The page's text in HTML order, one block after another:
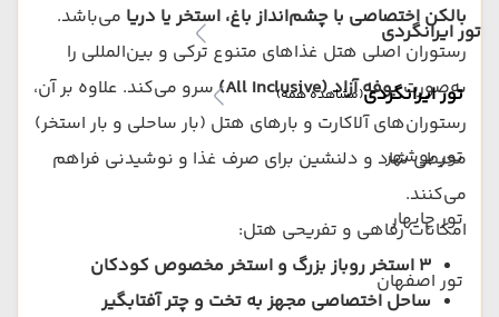
تور ایرانگردی
تور ایرانگردی(مشاهده همه)
تور بوشهر
تور چابهار
تور اصفهان
بالکن اختصاصی با چشم‌انداز باغ، استخر یا دریا می‌باشد.
رستوران اصلی هتل غذاهای متنوع ترکی و بین‌المللی را
به‌صورتبوفه آزاد (All Inclusive)
سرو می‌کند. علاوه بر آن،
رستوران‌های آلاکارت و بارهای هتل (بار ساحلی و بار استخر)
محیطی شاد و دلنشین برای صرف غذا و نوشیدنی فراهم
می‌کنند.
امکانات رفاهی و تفریحی هتل:
۳ استخر روباز بزرگ و استخر مخصوص کودکان
ساحل اختصاصی مجهز به تخت و چتر آفتابگیر